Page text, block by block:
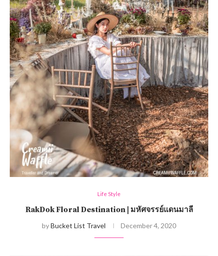
Life Style
RakDok Floral Destination | มหัศจรรย์แดนมาลี
byBucket List Travel December 4, 2020